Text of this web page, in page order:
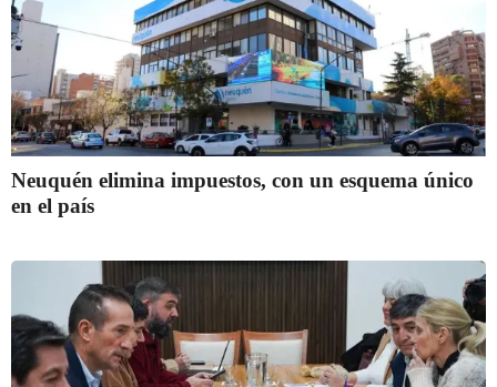
Neuquén elimina impuestos, con un esquema único
en el país